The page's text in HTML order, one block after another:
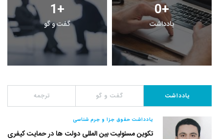
1+
گفت و گو
0+
یادداشت
یادداشت گفت و گو ترجمه
یادداشت حقوق جزا و جرم شناسی
تکوین مسئولیت بین المللی دولت ها در حمایت کیفری